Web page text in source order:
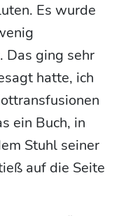
Es wurde
Das ging sehr
hatte, ich
ein Buch, in
Stuhl seiner
auf die Seite